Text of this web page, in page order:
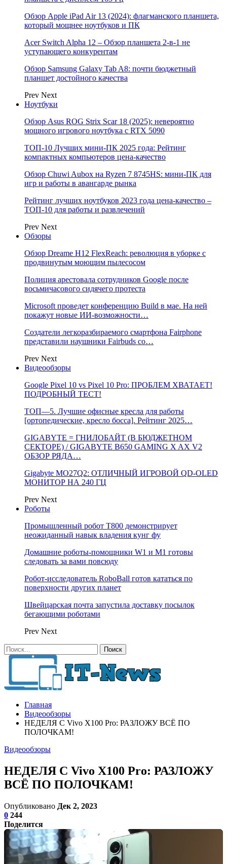
Обзор Apple iPad Air 13 (2024): флагманского планшета,
который мощнее ноутбуков и ПК
Acer Switch Alpha 12 – Обзор планшета 2-в-1 не
уступающего конкурентам
Обзор Samsung Galaxy Tab A8: почти бюджетный
планшет достойного качества
Prev Next
Ноутбуки
Обзор Asus ROG Strix Scar 18 (2025): невероятно
мощного игрового ноутбука с RTX 5090
ТОП-10 Лучших мини-ПК 2025 года: Рейтинг
компактных компьютеров цена-качество
Обзор Chuwi Aubox на Ryzen 7 8745HS: мини-ПК для
игр и работы в авангарде рынка
Рейтинг лучших ноутбуков 2023 года цена-качество –
ТОП-10 для работы и развлечений
Prev Next
Обзоры
Обзор Dreame H12 FlexReach: революция в уборке с
продвинутым моющим пылесосом
Полиция арестовала сотрудников Google после
восьмичасового сидячего протеста
Microsoft проведет конференцию Build в мае. На ней
покажут новые ИИ-возможности…
Создатели легкоразбираемого смартфона Fairphone
представили наушники Fairbuds со…
Prev Next
Видеообзоры
Google Pixel 10 vs Pixel 10 Pro: ПРОБЛЕМ ХВАТАЕТ!
ПОДРОБНЫЙ ТЕСТ!
ТОП—5. Лучшие офисные кресла для работы
[ортопедические, кресло босса]. Рейтинг 2025…
GIGABYTE = ГНИЛОБАЙТ (В БЮДЖЕТНОМ
СЕКТОРЕ) / GIGABYTE B650 GAMING X AX V2
ОБЗОР РЯДА…
Gigabyte MO27Q2: ОТЛИЧНЫЙ ИГРОВОЙ QD-OLED
МОНИТОР НА 240 ГЦ
Prev Next
Роботы
Промышленный робот Т800 демонстрирует
неожиданный навык владения кунг фу
Домашние роботы-помощники W1 и M1 готовы
следовать за вами повсюду
Робот-исследователь RoboBall готов кататься по
поверхности других планет
Швейцарская почта запустила доставку посылок
бегающими роботами
Prev Next
Главная
Видеообзоры
НЕДЕЛЯ С Vivo X100 Pro: РАЗЛОЖУ ВСЁ ПО
ПОЛОЧКАМ!
Видеообзоры
НЕДЕЛЯ С Vivo X100 Pro: РАЗЛОЖУ
ВСЁ ПО ПОЛОЧКАМ!
Опубликовано Дек 2, 2023
0 244
Поделится